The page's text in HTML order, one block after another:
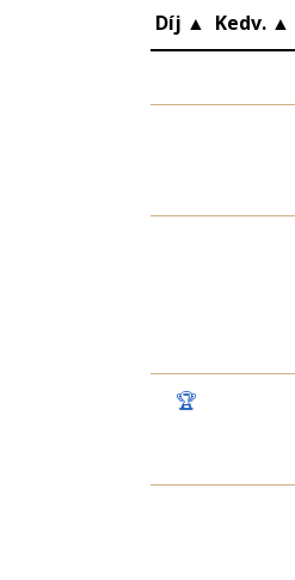
Díj ▲ Kedv. ▲
🏆